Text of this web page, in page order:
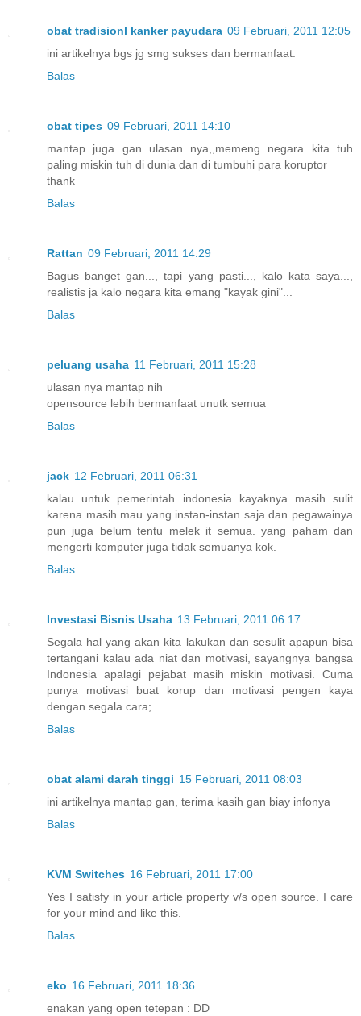
obat tradisionl kanker payudara 09 Februari, 2011 12:05
ini artikelnya bgs jg smg sukses dan bermanfaat.
Balas
obat tipes 09 Februari, 2011 14:10
mantap juga gan ulasan nya,,memeng negara kita tuh
paling miskin tuh di dunia dan di tumbuhi para koruptor
thank
Balas
Rattan 09 Februari, 2011 14:29
Bagus banget gan..., tapi yang pasti..., kalo kata saya...,
realistis ja kalo negara kita emang "kayak gini"...
Balas
peluang usaha 11 Februari, 2011 15:28
ulasan nya mantap nih
opensource lebih bermanfaat unutk semua
Balas
jack 12 Februari, 2011 06:31
kalau untuk pemerintah indonesia kayaknya masih sulit
karena masih mau yang instan-instan saja dan pegawainya
pun juga belum tentu melek it semua. yang paham dan
mengerti komputer juga tidak semuanya kok.
Balas
Investasi Bisnis Usaha 13 Februari, 2011 06:17
Segala hal yang akan kita lakukan dan sesulit apapun bisa
tertangani kalau ada niat dan motivasi, sayangnya bangsa
Indonesia apalagi pejabat masih miskin motivasi. Cuma
punya motivasi buat korup dan motivasi pengen kaya
dengan segala cara;
Balas
obat alami darah tinggi 15 Februari, 2011 08:03
ini artikelnya mantap gan, terima kasih gan biay infonya
Balas
KVM Switches 16 Februari, 2011 17:00
Yes I satisfy in your article property v/s open source. I care
for your mind and like this.
Balas
eko 16 Februari, 2011 18:36
enakan yang open tetepan : DD